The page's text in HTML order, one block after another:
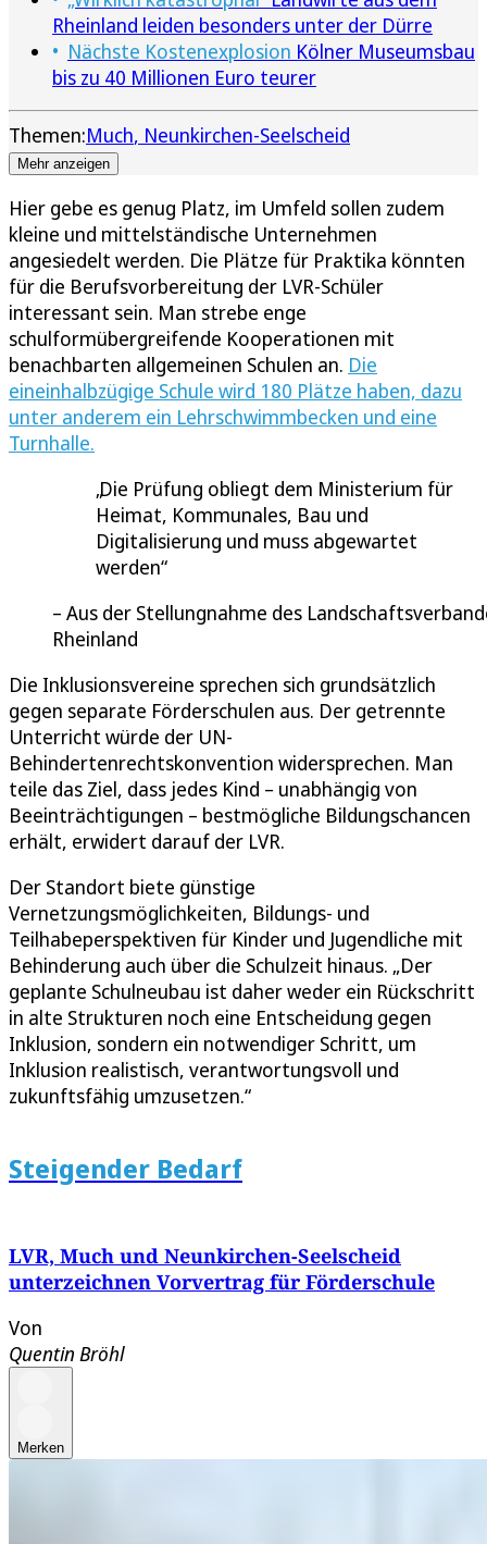
Rheinland leiden besonders unter der Dürre
Nächste Kostenexplosion Kölner Museumsbau
bis zu 40 Millionen Euro teurer
Themen:Much Neunkirchen-Seelscheid
Mehr anzeigen
Hier gebe es genug Platz, im Umfeld sollen zudem
kleine und mittelständische Unternehmen
angesiedelt werden. Die Plätze für Praktika könnten
für die Berufsvorbereitung der LVR-Schüler
interessant sein. Man strebe enge
schulformübergreifende Kooperationen mit
benachbarten allgemeinen Schulen an. Die
eineinhalbzügige Schule wird 180 Plätze haben, dazu
unter anderem ein Lehrschwimmbecken und eine
Turnhalle.
Die Prüfung obliegt dem Ministerium für
Heimat, Kommunales, Bau und
Digitalisierung und muss abgewartet
werden
Aus der Stellungnahme des
Rheinland
Die Inklusionsvereine sprechen sich grundsätzlich
gegen separate Förderschulen aus. Der getrennte
Unterricht würde der UN-
Behindertenrechtskonvention widersprechen. Man
teile das Ziel, dass jedes Kind – unabhängig von
Beeinträchtigungen – bestmögliche Bildungschancen
erhält, erwidert darauf der LVR.
Der Standort biete günstige
Vernetzungsmöglichkeiten, Bildungs- und
Teilhabeperspektiven für Kinder und Jugendliche mit
Behinderung auch über die Schulzeit hinaus. „Der
geplante Schulneubau ist daher weder ein Rückschritt
in alte Strukturen noch eine Entscheidung gegen
Inklusion, sondern ein notwendiger Schritt, um
Inklusion realistisch, verantwortungsvoll und
zukunftsfähig umzusetzen.“
Steigender Bedarf
LVR, Much und Neunkirchen-Seelscheid
unterzeichnen Vorvertrag für Förderschule
Von
Quentin Bröhl
Merken